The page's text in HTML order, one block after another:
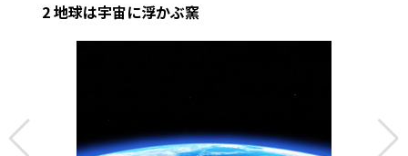
2 地球は宇宙に浮かぶ窯